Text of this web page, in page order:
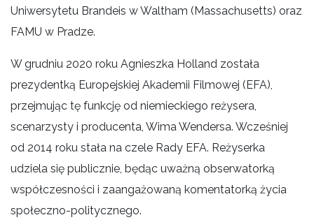
Uniwersytetu Brandeis w Waltham (Massachusetts) oraz
FAMU w Pradze.
W grudniu 2020 roku Agnieszka Holland została
prezydentką Europejskiej Akademii Filmowej (EFA),
przejmując tę funkcję od niemieckiego reżysera,
scenarzysty i producenta, Wima Wendersa. Wcześniej
od 2014 roku stała na czele Rady EFA. Reżyserka
udziela się publicznie, będąc uważną obserwatorką
współczesności i zaangażowaną komentatorką życia
społeczno-politycznego.